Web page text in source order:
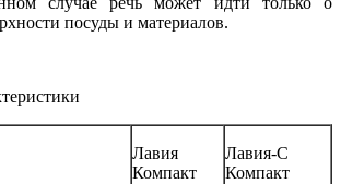
посуды и материалов.
Лавия
Компакт
Лавия-С
Компакт